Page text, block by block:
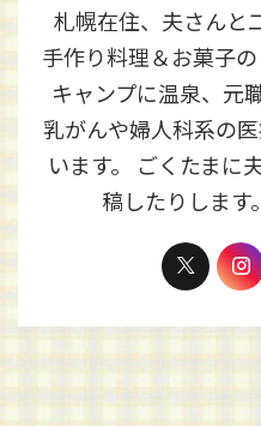
札幌在住、夫さんと
手作り料理＆お菓子
キャンプに温泉、元
乳がんや婦人科系の
います。 ごくたまに
稿したりします